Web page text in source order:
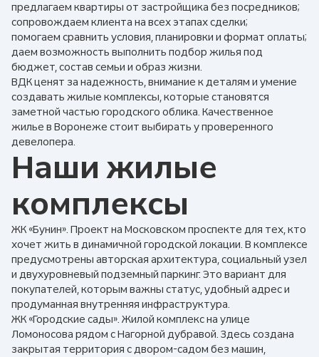
предлагаем квартиры от застройщика без посредников;
сопровождаем клиента на всех этапах сделки;
помогаем сравнить условия, планировки и формат оплаты;
даем возможность выполнить подбор жилья под
бюджет, состав семьи и образ жизни.
ВДК ценят за надежность, внимание к деталям и умение
создавать жилые комплексы, которые становятся
заметной частью городского облика. Качественное
жилье в Воронеже стоит выбирать у проверенного
девелопера.
Наши жилые
комплексы
ЖК «Бунин». Проект на Московском проспекте для тех, кто
хочет жить в динамичной городской локации. В комплексе
предусмотрены авторская архитектура, социальный узел
и двухуровневый подземный паркинг. Это вариант для
покупателей, которым важны статус, удобный адрес и
продуманная внутренняя инфраструктура.
ЖК «Городские сады». Жилой комплекс на улице
Ломоносова рядом с Нагорной дубравой. Здесь создана
закрытая территория с двором-садом без машин,